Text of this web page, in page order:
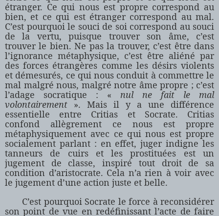
étranger. Ce qui nous est propre correspond au
bien, et ce qui est étranger correspond au mal.
C’est pourquoi le souci de soi correspond au souci
de la vertu, puisque trouver son âme, c’est
trouver le bien. Ne pas la trouver, c’est être dans
l’ignorance métaphysique, c’est être aliéné par
des forces étrangères comme les désirs violents
et démesurés, ce qui nous conduit à commettre le
mal malgré nous, malgré notre âme propre ; c’est
l’adage socratique : « nul ne fait le mal
volontairement ». Mais il y a une différence
essentielle entre Critias et Socrate. Critias
confond allègrement ce nous est propre
métaphysiquement avec ce qui nous est propre
socialement parlant : en effet, juger indigne les
tanneurs de cuirs et les prostituées est un
jugement de classe, inspiré tout droit de sa
condition d’aristocrate. Cela n’a rien à voir avec
le jugement d’une action juste et belle.
C’est pourquoi Socrate le force à reconsidérer
son point de vue en redéfinissant l’acte de faire